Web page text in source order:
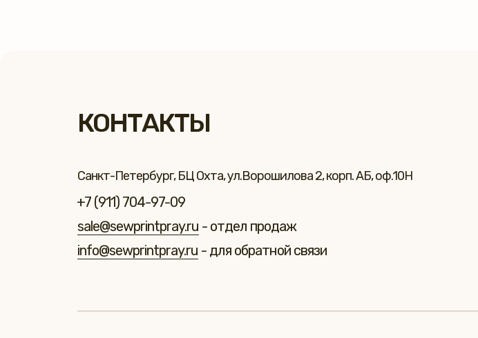
Санкт-Петербург, БЦ Охта, ул.Ворошилова 2, корп. АБ, оф.10Н
+7 (911) 704-97-09
sale@sewprintpray.ru - отдел продаж
КОНТАКТЫ
info@sewprintpray.ru - для обратной связи